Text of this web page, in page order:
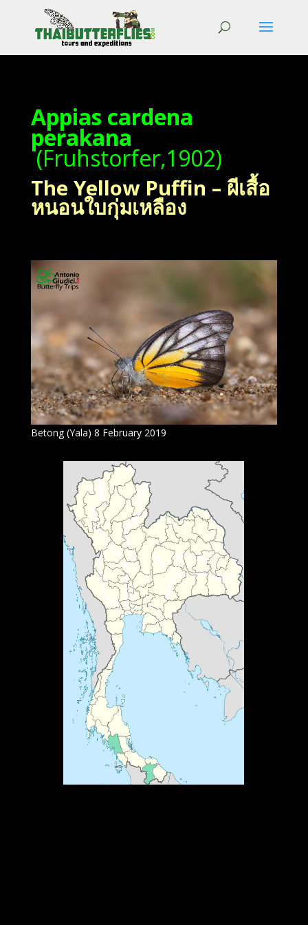
Appias cardena
perakana
(Fruhstorfer,1902)
The Yellow Puffin – ผีเสื้อ
หนอนใบกุ่มเหลือง
Betong (Yala) 8 February 2019